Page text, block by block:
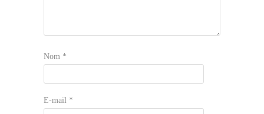
Nom *
E-mail *